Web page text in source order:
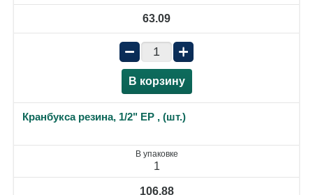
63.09
− +
В корзину
Кранбукса резина, 1/2" ЕР , (шт.)
В упаковке
1
106.88